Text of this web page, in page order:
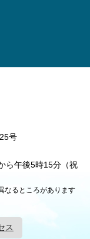
号
ら午後5時15分（祝
なるところがあります
ス